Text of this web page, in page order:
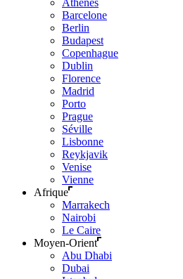
Athènes
Barcelone
Berlin
Budapest
Copenhague
Dublin
Florence
Madrid
Porto
Prague
Séville
Lisbonne
Reykjavik
Venise
Vienne
Afrique
Marrakech
Nairobi
Le Caire
Moyen-Orient
Abu Dhabi
Dubai